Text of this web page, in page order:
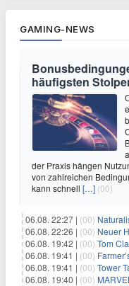
GAMING-NEWS
häufigsten
der Praxis hängen
von zahlreichen
kann schnell […] (00)
06.08. 22:27 | (00) Naturalist
06.08. 22:26 | (00) Neuer
06.08. 19:42 | (00) Tom
06.08. 19:41 | (00)
06.08. 19:41 | (00) Tower
06.08. 19:40 | (00)